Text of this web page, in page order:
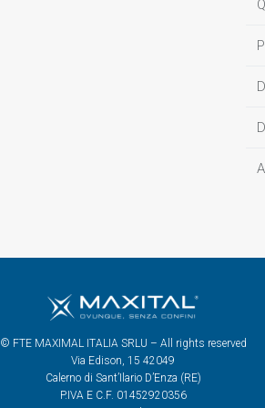
© FTE MAXIMAL ITALIA SRLU – All rights reserved
Via Edison, 15 42049
Calerno di Sant’Ilario D’Enza (RE)
P.IVA E C.F. 01452920356